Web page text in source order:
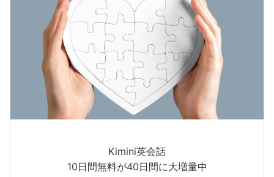
Kimini英会話
10日間無料が40日間に大増量中